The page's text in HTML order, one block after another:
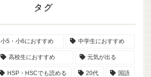
タグ
小5・小6におすすめ 中学生におすすめ
高校生におすすめ 元気が出る
HSP・HSCでも読める 20代 国語